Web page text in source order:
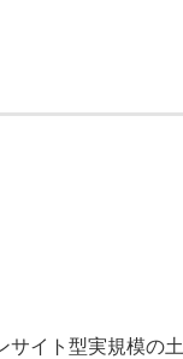
サイト型実規模の土